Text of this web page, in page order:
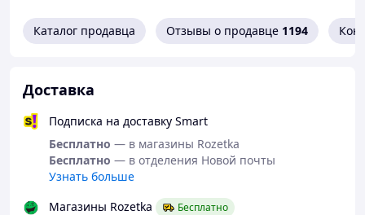
износостойким, прочным и устойчивым к
• Перфорация – сквозная
• Подошва – 3,5 см / 2 см
• Производитель – фабричный Китай
Эти женские мокасины (слипоны) подходят на среднюю
стопу и станут отличным вариантом на каждый день.
Лёгкие, дышащие и стильные — идеальны для лета.
Каталог продавца Отзывы о продавце 1194
Доставка
Подписка на доставку Smart
Бесплатно — в магазины Rozetka
Бесплатно — в отделения Новой почты
Узнать больше
Магазины Rozetka
Бесплатно